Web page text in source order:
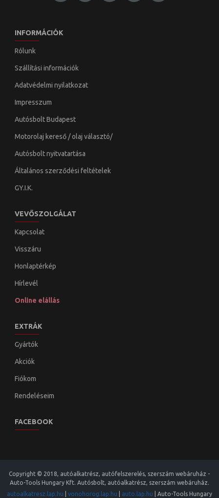
INFORMÁCIÓK
Rólunk
Szállítási információk
Adatvédelmi nyilatkozat
Impresszum
Autósbolt Budapest
Motorolaj kereső / olaj választó/
Autósbolt nyitvatartása
Általános szerződési feltételek
GY.I.K.
VEVŐSZOLGÁLAT
Kapcsolat
Visszáru
Honlaptérkép
Hírlevél
Online elállás
EXTRÁK
Gyártók
Akciók
Fiókom
Rendeléseim
FACEBOOK
Copyright © 2018, autóalkatrész, autófelszerelés, szerszám webáruház -
Auto-Tools Hungary Kft. Autósbolt, autóalkatrész, szerszám webáruház.
autoalkatresz.lap.hu
vonohorog.lap.hu auto.lap.hu Auto-Tools Hungary